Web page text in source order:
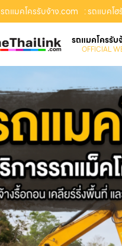
รถแมคโครรับจ้าง.com : รถแบคโ
รถแมคโครรั
OFFICIAL